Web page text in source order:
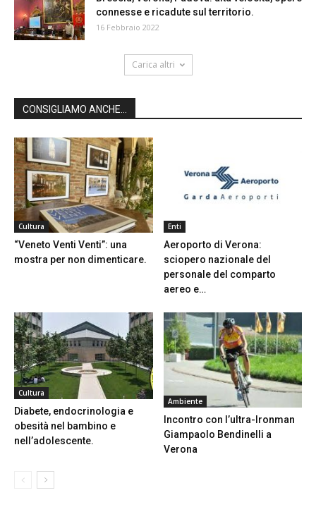
connesse e ricadute sul territorio.
16 Febbraio 2022
Carica altri
CONSIGLIAMO ANCHE...
Cultura
“Veneto Venti Venti”: una
mostra per non dimenticare.
Enti
Aeroporto di Verona:
sciopero nazionale del
personale del comparto
aereo e…
Cultura
Diabete, endocrinologia e
obesità nel bambino e
nell’adolescente.
Ambiente
Incontro con l’ultra-Ironman
Giampaolo Bendinelli a
Verona